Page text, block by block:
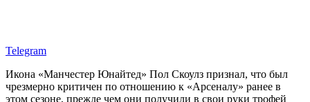
Telegram
Икона «Манчестер Юнайтед» Пол Скоулз признал, что был
чрезмерно критичен по отношению к «Арсеналу» ранее в
этом сезоне, прежде чем они получили в свои руки трофей